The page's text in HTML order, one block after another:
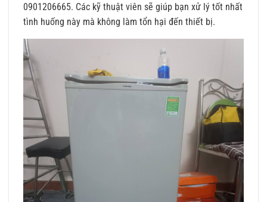
0901206665. Các kỹ thuật viên sẽ giúp bạn xử lý tốt nhất
tình huống này mà không làm tổn hại đến thiết bị.